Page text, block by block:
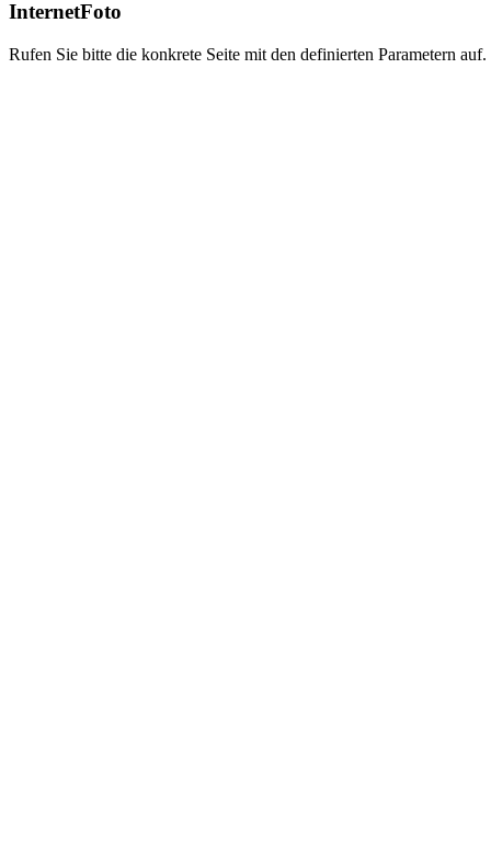
InternetFoto
Rufen Sie bitte die konkrete Seite mit den definierten Parametern auf.